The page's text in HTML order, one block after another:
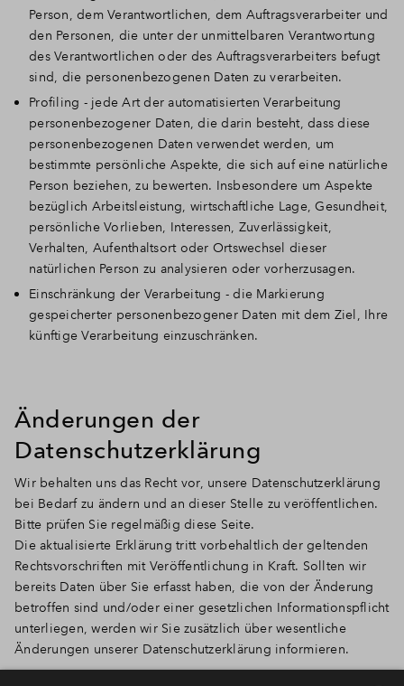
Person, dem Verantwortlichen, dem Auftragsverarbeiter und
den Personen, die unter der unmittelbaren Verantwortung
des Verantwortlichen oder des Auftragsverarbeiters befugt
sind, die personenbezogenen Daten zu verarbeiten.
Profiling - jede Art der automatisierten Verarbeitung
personenbezogener Daten, die darin besteht, dass diese
personenbezogenen Daten verwendet werden, um
bestimmte persönliche Aspekte, die sich auf eine natürliche
Person beziehen, zu bewerten. Insbesondere um Aspekte
bezüglich Arbeitsleistung, wirtschaftliche Lage, Gesundheit,
persönliche Vorlieben, Interessen, Zuverlässigkeit,
Verhalten, Aufenthaltsort oder Ortswechsel dieser
natürlichen Person zu analysieren oder vorherzusagen.
Einschränkung der Verarbeitung - die Markierung
gespeicherter personenbezogener Daten mit dem Ziel, Ihre
künftige Verarbeitung einzuschränken.
Änderungen der
Datenschutzerklärung
Wir behalten uns das Recht vor, unsere Datenschutzerklärung
bei Bedarf zu ändern und an dieser Stelle zu veröffentlichen.
Bitte prüfen Sie regelmäßig diese Seite.
Die aktualisierte Erklärung tritt vorbehaltlich der geltenden
Rechtsvorschriften mit Veröffentlichung in Kraft. Sollten wir
bereits Daten über Sie erfasst haben, die von der Änderung
betroffen sind und/oder einer gesetzlichen Informationspflicht
unterliegen, werden wir Sie zusätzlich über wesentliche
Änderungen unserer Datenschutzerklärung informieren.